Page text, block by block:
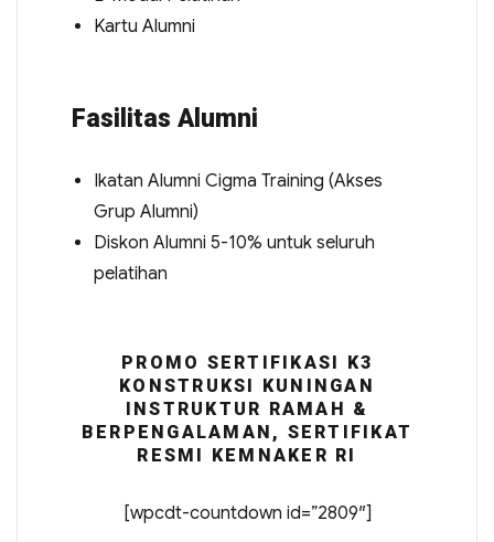
Kartu Alumni
Fasilitas Alumni
Ikatan Alumni Cigma Training (Akses
Grup Alumni)
Diskon Alumni 5-10% untuk seluruh
pelatihan
PROMO SERTIFIKASI K3
KONSTRUKSI KUNINGAN
INSTRUKTUR RAMAH &
BERPENGALAMAN, SERTIFIKAT
RESMI KEMNAKER RI
[wpcdt-countdown id=”2809″]